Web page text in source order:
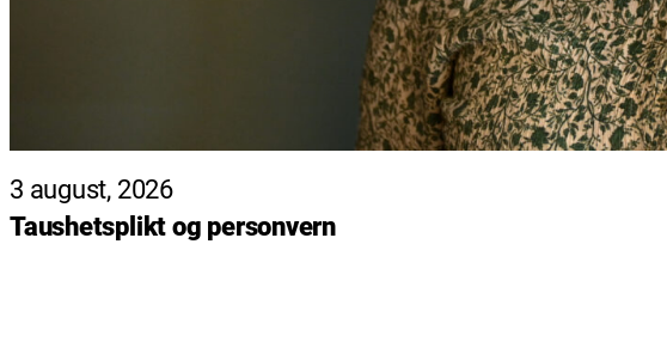
3 august, 2026
Taushetsplikt og personvern